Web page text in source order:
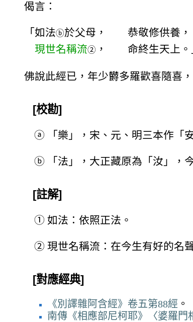
偈言：
「如法ⓑ於父母， 恭敬修供養，
現世名稱流② ， 命終生天上。
佛說此經已，年少欝多羅歡喜隨喜
[校勘]
ⓐ 「樂」，宋、元、明三本作「
ⓑ 「法」，大正藏原為「汝」，
[註解]
① 如法：依照正法。
② 現世名稱流：在今生有好的名
[對應經典]
《別譯雜阿含經》卷五第88經 。
南傳《相應部尼柯耶》〈婆羅門